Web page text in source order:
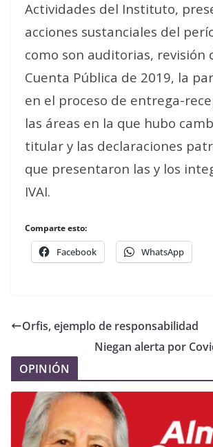
Actividades del Instituto,
acciones sustanciales del
como son auditorias, revisión
Cuenta Pública de 2019, la
en el proceso de entrega-
las áreas en la que hubo
titular y las declaraciones
que presentaron las y los
IVAI.
Comparte esto:
Facebook WhatsApp
Orfis, ejemplo de responsabilidad
Niegan alerta por
OPINIÓN